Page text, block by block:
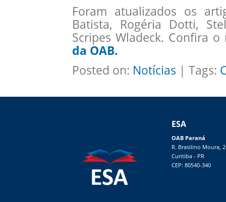
Foram atualizados os
Batista, Rogéria Dotti,
Scripes Wladeck. Confira
da OAB.
Posted on: Notícias | Tags:
ESA
OAB Paraná
R. Brasilino Moura,
Curitiba - PR
CEP: 80540-340